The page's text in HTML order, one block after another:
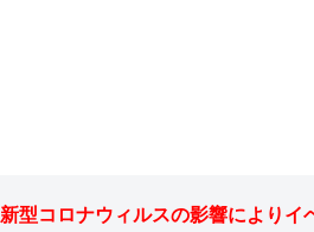
新型コロナウィルスの影響によりイ